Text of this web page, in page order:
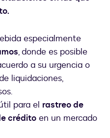
especialmente
, donde es posible
a su urgencia o
liquidaciones,
para el rastreo de
crédito en un mercado